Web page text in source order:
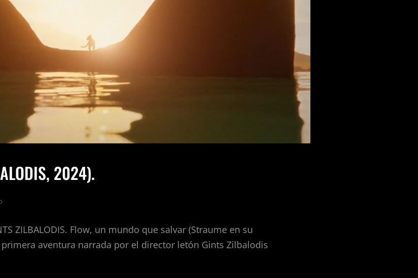
2024).
ZILBALODIS. Flow, un mundo que salvar (Straume en su
aventura narrada por el director letón Gints Zilbalodis